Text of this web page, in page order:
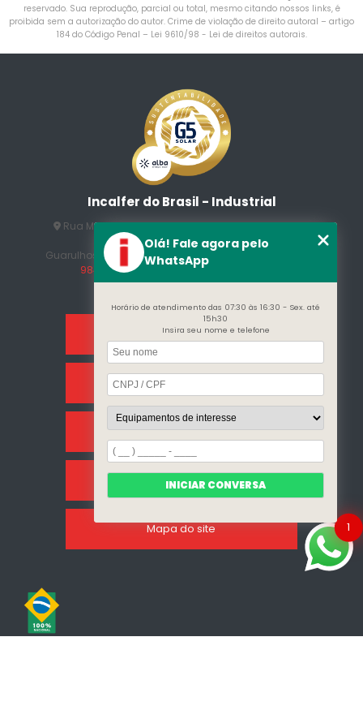
reservado. Sua reprodução, parcial ou total, mesmo citando nossos links, é
proibida sem a autorização do autor. Crime de violação de direito autoral – artigo
184 do Código Penal – Lei 9610/98 - Lei de direitos autorais.
Incalfer do Brasil - Industrial
Rua Manuel Jesus Fernandes , 172 - Jardim Santo
Afonso
Guarulhos - SP - CEP: 07215-230
(11) 3296-7700
98409-5498
contato@incalfer.com.br
Home
Sobre Nós
Categorias
Clientes
Mapa do site 1
Olá! Fale agora pelo
WhatsApp
Horário de atendimento das 07:30 às 16:30 - Sex. até
15h30
Insira seu nome e telefone
INICIAR CONVERSA